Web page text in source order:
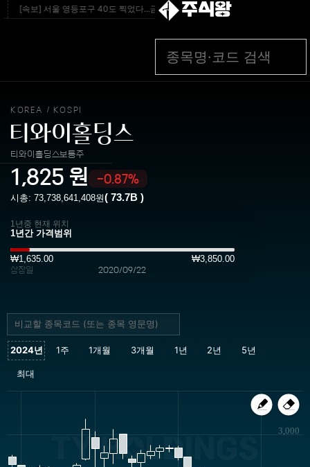
[속보] 서울 영등포구 40도 찍었다...금요일 폭염 ‘절정’ - 조선일보
주식왕
KOREA / KOSPI
티와이홀딩스
티와이홀딩스보통주
1,825 원 -0.87%
시총: 73,738,641,408원( 73.7B )
1년중 현재 위치
₩1,635.00 ₩3,850.00
상장일 2020/09/22
TY HOLDINGS
3,000